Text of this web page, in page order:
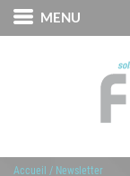
MENU
Accueil / Newsletter